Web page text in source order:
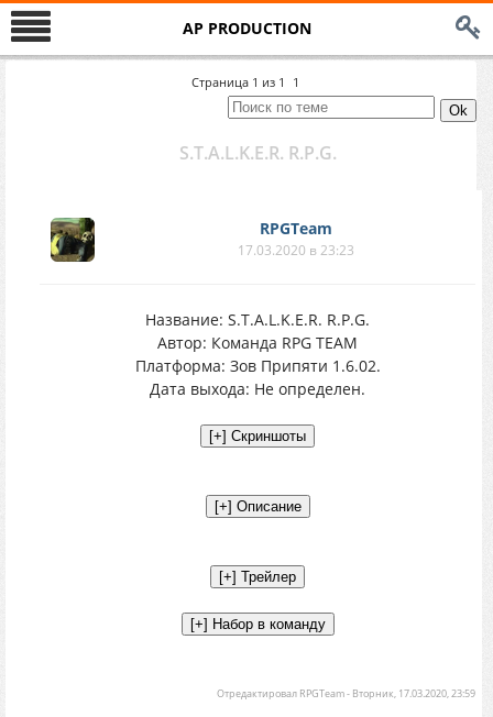
AP PRODUCTION
Страница 1 из 1 1
S.T.A.L.K.E.R. R.P.G.
RPGTeam
17.03.2020 в 23:23
Название: S.T.A.L.K.E.R. R.P.G.
Автор: Команда RPG TEAM
Платформа: Зов Припяти 1.6.02.
Дата выхода: Не определен.
Отредактировал RPGTeam- Вторник, 17.03.2020, 23:59